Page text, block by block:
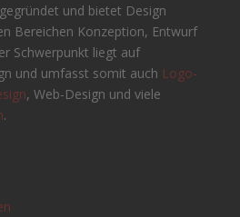
und bietet Design
Bereichen Konzeption, Entwurf
Schwerpunkt liegt auf
und umfasst somit auch Logo-
, Web-Design und viele
.